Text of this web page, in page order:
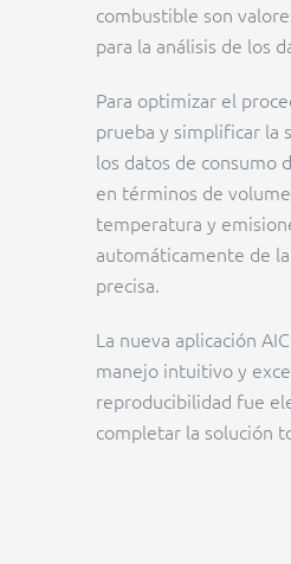
combustible son
para la análisis de los
Para optimizar el
prueba y simplificar la
los datos de consumo
en términos de
temperatura y
automáticamente de
precisa.
La nueva aplicación
manejo intuitivo y
reproducibilidad fue
completar la solución